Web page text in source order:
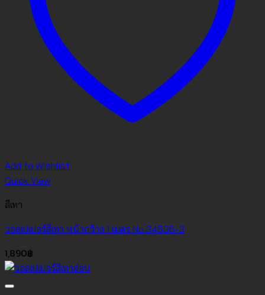
Add to Wishlist
Quick View
สีเทา
วอลเปเปอร์สีเทา หน้ากว้าง 1 เมตร No.34536-3
1,890฿